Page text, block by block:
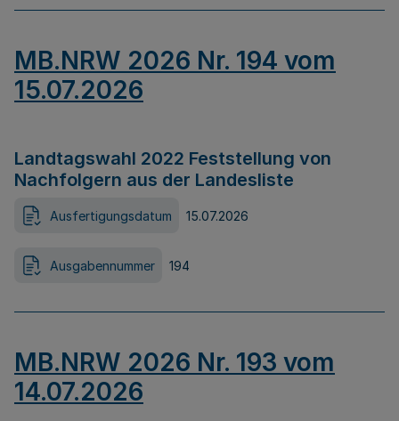
MB.NRW 2026 Nr. 194 vom
15.07.2026
Landtagswahl 2022 Feststellung von
Nachfolgern aus der Landesliste
Ausfertigungsdatum 15.07.2026
Ausgabennummer 194
MB.NRW 2026 Nr. 193 vom
14.07.2026